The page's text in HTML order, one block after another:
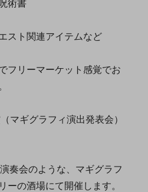
術書
スト関連アイテムなど
フリーマーケット感覚でお
マギグラフィ演出発表会）
会のような、マギグラフ
ーの酒場にて開催します。